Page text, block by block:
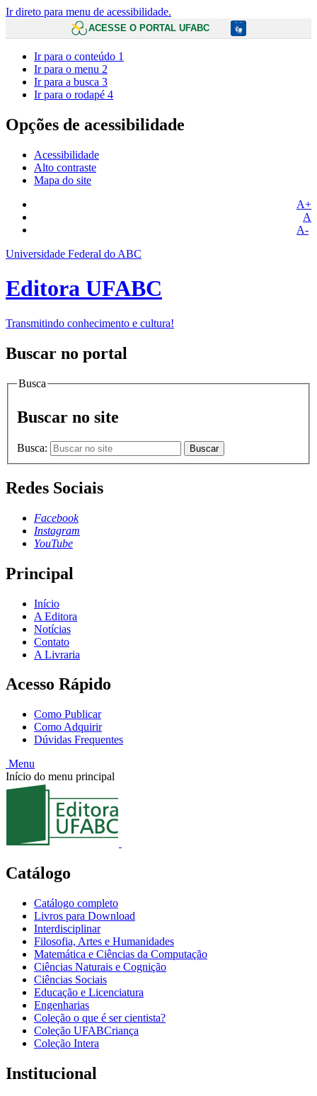
Ir direto para menu de acessibilidade.
ACESSE O PORTAL UFABC
Ir para o conteúdo 1
Ir para o menu 2
Ir para a busca 3
Ir para o rodapé 4
Opções de acessibilidade
Acessibilidade
Alto contraste
Mapa do site
A+
A
A-
Universidade Federal do ABC
Editora UFABC
Transmitindo conhecimento e cultura!
Buscar no portal
Busca
Buscar no site
Busca: Buscar
Redes Sociais
Facebook
Instagram
YouTube
Principal
Início
A Editora
Notícias
Contato
A Livraria
Acesso Rápido
Como Publicar
Como Adquirir
Dúvidas Frequentes
Menu
Início do menu principal
Catálogo
Catálogo completo
Livros para Download
Interdisciplinar
Filosofia, Artes e Humanidades
Matemática e Ciências da Computação
Ciências Naturais e Cognição
Ciências Sociais
Educação e Licenciatura
Engenharias
Coleção o que é ser cientista?
Coleção UFABCriança
Coleção Intera
Institucional